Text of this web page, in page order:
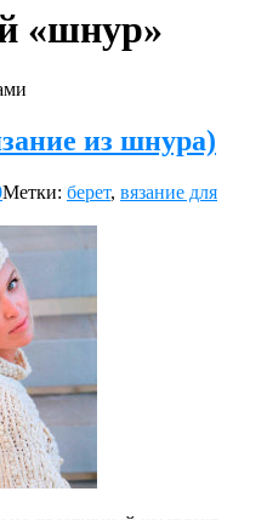
«шнур»
из шнура)
Метки: берет, вязание для